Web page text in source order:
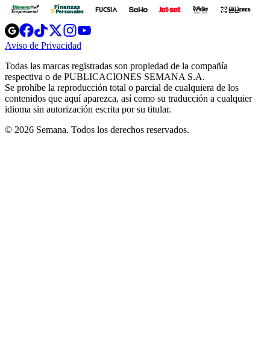
Opens
in
new
Opens
in
new
Opens
in
new
window
Opens
new
windowwindow
Aviso de Privacidad
new
window
Todas las marcas registradas son propiedad de la compañía
respectiva o de PUBLICACIONES SEMANA S.A.
Se prohíbe la reproducción total o parcial de cualquiera de los
contenidos que aquí aparezca, así como su traducción a cualquier
idioma sin autorización escrita por su titular.
© 2026 Semana. Todos los derechos reservados.